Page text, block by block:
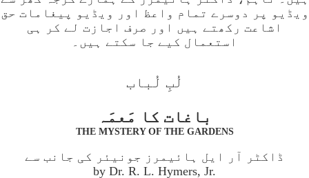
ویڈیو پر دوسرے تمام واعظ اور ویڈیو پیغامات حق
اشاعت رکھتے ہیں اور صرف اجازت لے کر ہی
استعمال کیے جا سکتے ہیں۔
لُبِ لُباب
باغات کا مَعمَہ
THE MYSTERY OF THE GARDENS
ڈاکٹر آر ایل ہائیمرز جونیئر کی جانب سے
by Dr. R. L. Hymers, Jr.